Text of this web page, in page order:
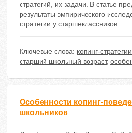
стратегий, их задачи. В статье
результаты эмпирического
стратегий у старшеклассников.
Ключевые слова: копинг-стратегии
старший школьный возраст,
Особенности копинг-
школьников